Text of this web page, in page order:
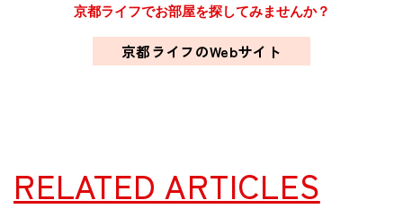
京都ライフでお部屋を探してみませんか？
京都ライフのWebサイト
RELATED ARTICLES